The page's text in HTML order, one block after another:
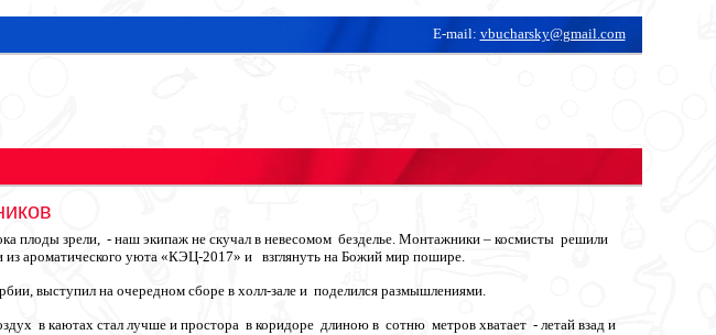
E-mail: vbucharsky@gmail.com
плоды зрели, - наш экипаж не скучал в невесомом безделье. Монтажники – космисты решили
ароматического уюта «КЭЦ-2017» и взглянуть на Божий мир пошире.
выступил на очередном сборе в холл-зале и поделился размышлениями.
в каютах стал лучше и простора в коридоре длиною в сотню метров хватает - летай взад и